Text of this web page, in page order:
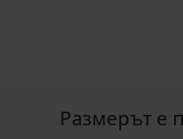
Размерът е